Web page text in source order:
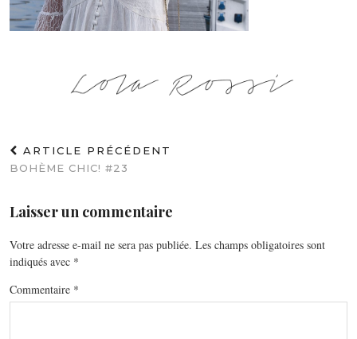
ARTICLE PRÉCÉDENT
BOHÈME CHIC! #23
Laisser un commentaire
Votre adresse e-mail ne sera pas publiée. Les champs obligatoires sont
indiqués avec *
Commentaire *